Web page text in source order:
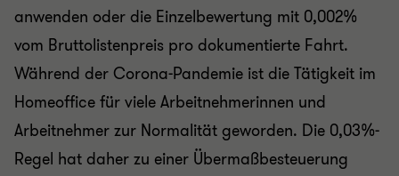
anwenden oder die Einzelbewertung mit 0,002%
vom Bruttolistenpreis pro dokumentierte Fahrt.
Während der Corona-Pandemie ist die Tätigkeit im
Homeoffice für viele Arbeitnehmerinnen und
Arbeitnehmer zur Normalität geworden. Die 0,03%-
Regel hat daher zu einer Übermaßbesteuerung